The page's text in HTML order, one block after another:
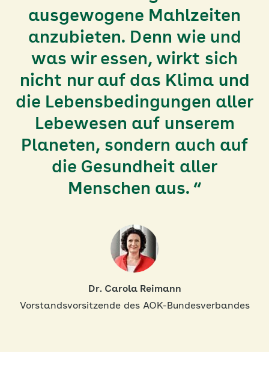
ausgewogene Mahlzeiten
anzubieten. Denn wie und
was wir essen, wirkt sich
nicht nur auf das Klima und
die Lebensbedingungen aller
Lebewesen auf unserem
Planeten, sondern auch auf
die Gesundheit aller
Menschen aus. “
Dr. Carola Reimann
Vorstandsvorsitzende des AOK-Bundesverbandes